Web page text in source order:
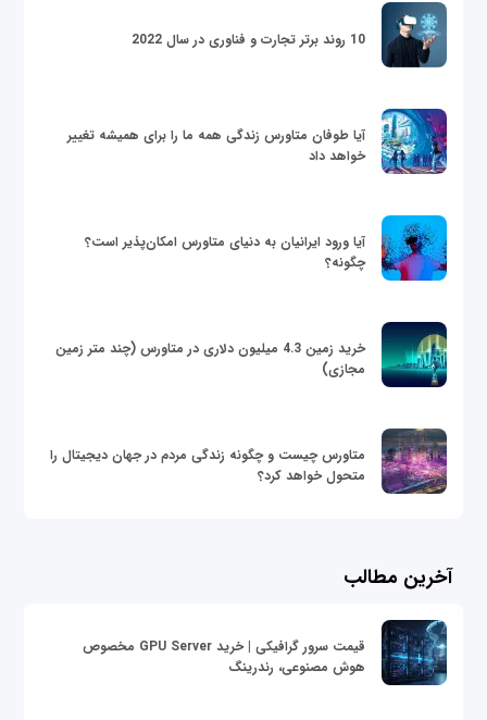
10 روند برتر تجارت و فناوری در سال 2022
آیا طوفان متاورس زندگی همه ما را برای همیشه تغییر
خواهد داد
آیا ورود ایرانیان به دنیای متاورس امکان‌پذیر است؟
چگونه؟
خرید زمین 4.3 میلیون دلاری در متاورس (چند متر زمین
مجازی)
متاورس چیست و چگونه زندگی مردم در جهان دیجیتال را
متحول خواهد کرد؟
آخرین مطالب
قیمت سرور گرافیکی | خرید GPU Server مخصوص
هوش مصنوعی، رندرینگ